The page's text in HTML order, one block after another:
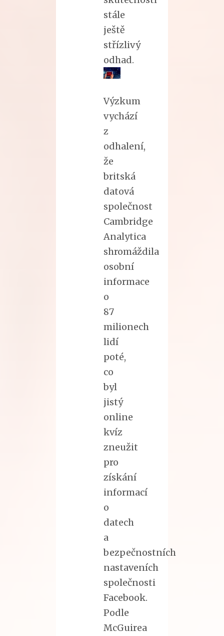
stále
ještě
střízlivý
odhad.
Výzkum
vychází
z
odhalení,
že
britská
datová
společnost
Cambridge
Analytica
shromáždila
osobní
informace
o
87
milionech
lidí
poté,
co
byl
jistý
online
kvíz
zneužit
pro
získání
informací
o
datech
a
bezpečnostních
nastaveních
společnosti
Facebook.
Podle
McGuirea